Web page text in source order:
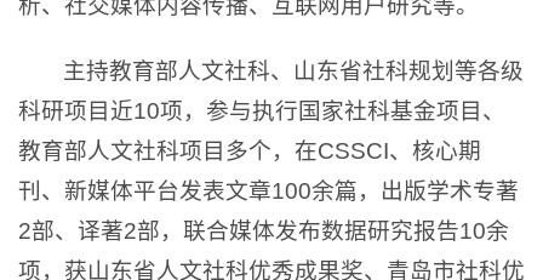
主持教育部人文社科、山东省社科规划等各级
科研项目近10项，参与执行国家社科基金项目、
教育部人文社科项目多个，在CSSCI、核心期
刊、新媒体平台发表文章100余篇，出版学术专著
2部、译著2部，联合媒体发布数据研究报告10余
项，获山东省人文社科优秀成果奖、青岛市社科优